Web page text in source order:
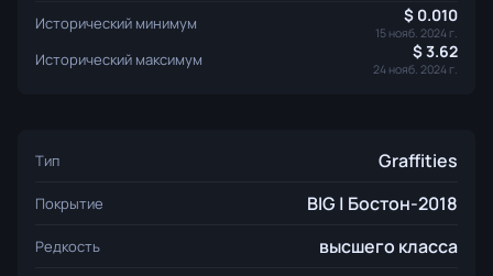
Исторический минимум 0.010
15 нояб. 2024 г.
Исторический максимум 3.62
24 нояб. 2024 г.
Тип Graffities
Покрытие BIG | Бостон-2018
Редкость высшего класса